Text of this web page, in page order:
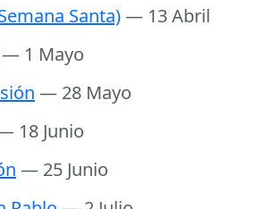
Santa)— 13 Abril
— 1 Mayo
— 28 Mayo
18 Junio
— 25 Junio